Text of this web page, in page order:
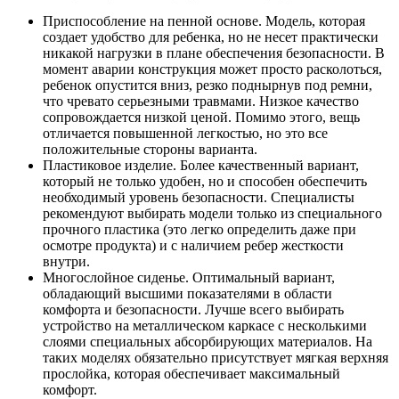
Приспособление на пенной основе. Модель, которая
создает удобство для ребенка, но не несет практически
никакой нагрузки в плане обеспечения безопасности. В
момент аварии конструкция может просто расколоться,
ребенок опустится вниз, резко поднырнув под ремни,
что чревато серьезными травмами. Низкое качество
сопровождается низкой ценой. Помимо этого, вещь
отличается повышенной легкостью, но это все
положительные стороны варианта.
Пластиковое изделие. Более качественный вариант,
который не только удобен, но и способен обеспечить
необходимый уровень безопасности. Специалисты
рекомендуют выбирать модели только из специального
прочного пластика (это легко определить даже при
осмотре продукта) и с наличием ребер жесткости
внутри.
Многослойное сиденье. Оптимальный вариант,
обладающий высшими показателями в области
комфорта и безопасности. Лучше всего выбирать
устройство на металлическом каркасе с несколькими
слоями специальных абсорбирующих материалов. На
таких моделях обязательно присутствует мягкая верхняя
прослойка, которая обеспечивает максимальный
комфорт.